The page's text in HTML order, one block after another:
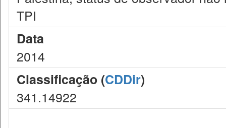
TPI
Data
2014
Classificação (CDDir)
341.14922